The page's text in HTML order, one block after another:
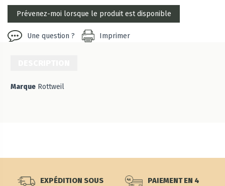
Une question ? Imprimer
Marque Rottweil
EXPÉDITION SOUS
PAIEMENT EN 4